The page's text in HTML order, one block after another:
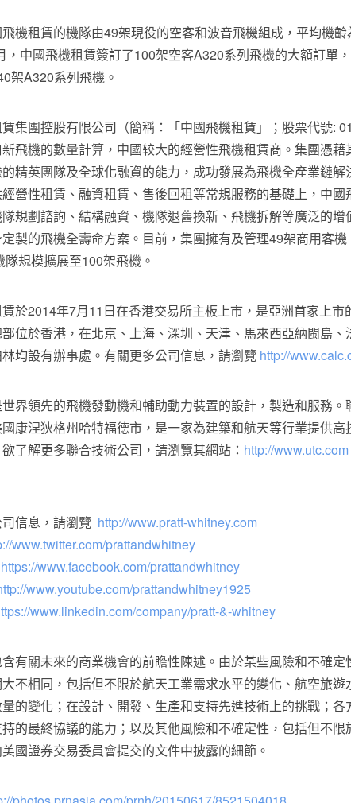
機租賃的機隊由49架現役的空客和波音飛機組成，平均機齡
，中國飛機租賃簽訂了100架空客A320系列飛機的大額訂單
架A320系列飛機。
集團控股有限公司（簡稱： 「中國飛機租賃 」
；股票代號:
飛機的數量計算，中國较大的經營性飛機租賃商。集團憑藉
精英團隊及全球化融資的能力，成功發展為飛機全產業鏈解
營性租賃、融資租賃、售後回租等常規服務的基礎上，中國
規劃諮詢、結構融資、機隊退舊換新、飛機拆解等廣泛的增
製的飛機全壽命方案。目前，集團擁有及管理49架商用客
隊規模擴展至100架飛機。
於2014年7月11日在香港交易所主板上市，是亞洲首家上市
位於香港，在北京、上海、深圳、天津、馬來西亞納閩島、
均設有辦事處。有關更多公司信息，請瀏覽 http://
界領先的飛機發動機和輔助動力裝置的設計，製造和服務。
康涅狄格州哈特福德市，是一家為建築和航天等行業提供高
了解更多聯合技術公司，請瀏覽其網站： http://www.utc.com
信息，請瀏覽 http://www.pratt-whitney.com
www.twitter.com/prattandwhitney
https://www.facebook.com/prattandwhitney
www.youtube.com/prattandwhitney1925
www.linkedin.com/company/pratt-&-whitney
有關未來的商業機會的前瞻性陳述。由於某些風險和不確定
不相同，包括但不限於航天工業需求水平的變化、航空旅遊
的變化；在設計、開發、生產和支持先進技術上的挑戰；各
的最終協議的能力；以及其他風險和不確定性，包括但不限
國證券交易委員會提交的文件中披露的細節。